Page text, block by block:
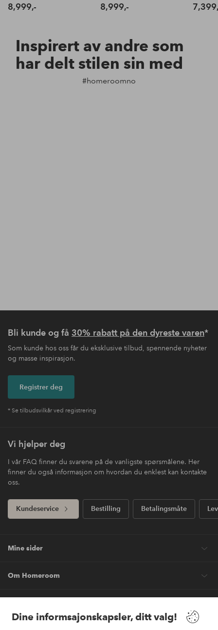
Dine informsajonskapsler, ditt valg!
8,999,- 8,999,-
Inspirert av andre som
har delt stilen sin med
#homeroomno
Bli kunde og få 30% rabatt på den dyreste varen*
Som kunde hos oss får du eksklusive tilbud, spennende nyheter
og masse inspirasjon.
Registrer deg
* Se tilbudsvilkår ved registrering
Vi hjelper deg
I vår FAQ finner du svarene på de vanligste spørsmålene. Her
finner du også informasjon om hvordan du enklest kan kontakte
oss.
Kundeservice Bestilling Betalingsmåte
Mine sider
Om Homeroom